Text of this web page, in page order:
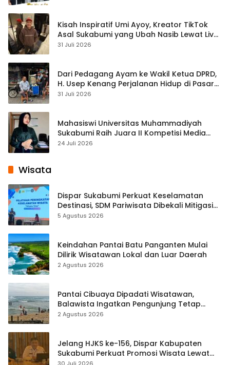
Kisah Inspiratif Umi Ayoy, Kreator TikTok
Asal Sukabumi yang Ubah Nasib Lewat Live
Streaming
31 Juli 2026
Dari Pedagang Ayam ke Wakil Ketua DPRD,
H. Usep Kenang Perjalanan Hidup di Pasar
Cisaat
31 Juli 2026
Mahasiswi Universitas Muhammadiyah
Sukabumi Raih Juara II Kompetisi Media
Pembelajaran Digital Tingkat Internasional
24 Juli 2026
Wisata
Dispar Sukabumi Perkuat Keselamatan
Destinasi, SDM Pariwisata Dibekali Mitigasi
hingga Teknik Evakuasi
5 Agustus 2026
Keindahan Pantai Batu Panganten Mulai
Dilirik Wisatawan Lokal dan Luar Daerah
2 Agustus 2026
Pantai Cibuaya Dipadati Wisatawan,
Balawista Ingatkan Pengunjung Tetap
Waspada
2 Agustus 2026
Jelang HJKS ke-156, Dispar Kabupaten
Sukabumi Perkuat Promosi Wisata Lewat
Publikasi Digital